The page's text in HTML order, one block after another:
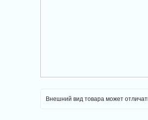
Внешний вид товара может